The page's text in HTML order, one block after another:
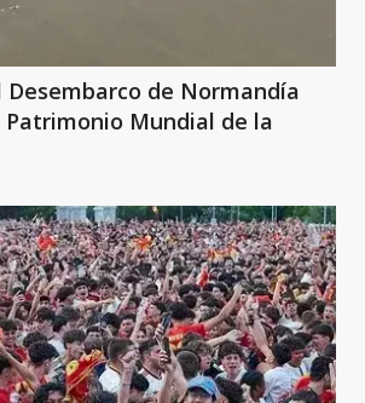
Desembarco de Normandía
Mundial de la